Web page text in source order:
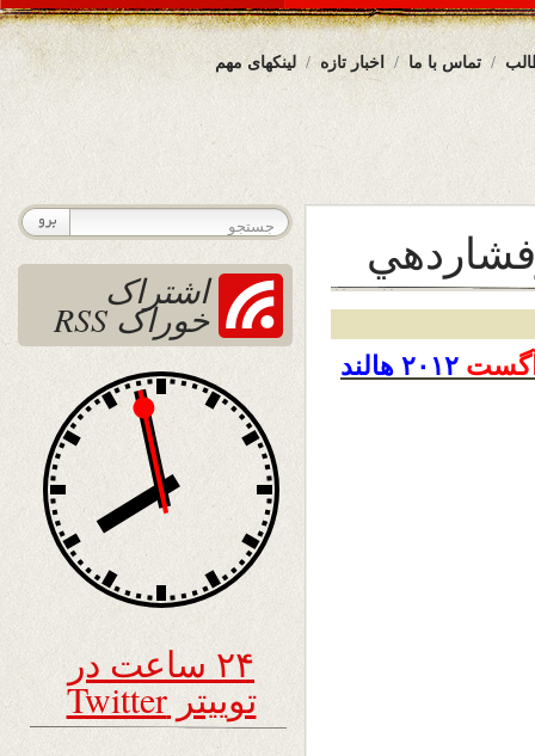
لینکهای مهم اخبار تازه تماس با ما
اشتراک
خوراک RSS
۲۴ ساعت در
توییتر Twitter